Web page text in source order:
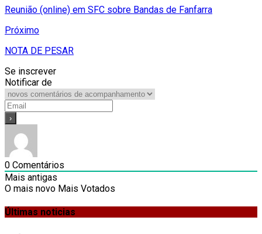
Reunião (online) em SFC sobre Bandas de Fanfarra
Próximo
NOTA DE PESAR
Se inscrever
Notificar de
0 Comentários
Mais antigas
O mais novo Mais Votados
Últimas noticias